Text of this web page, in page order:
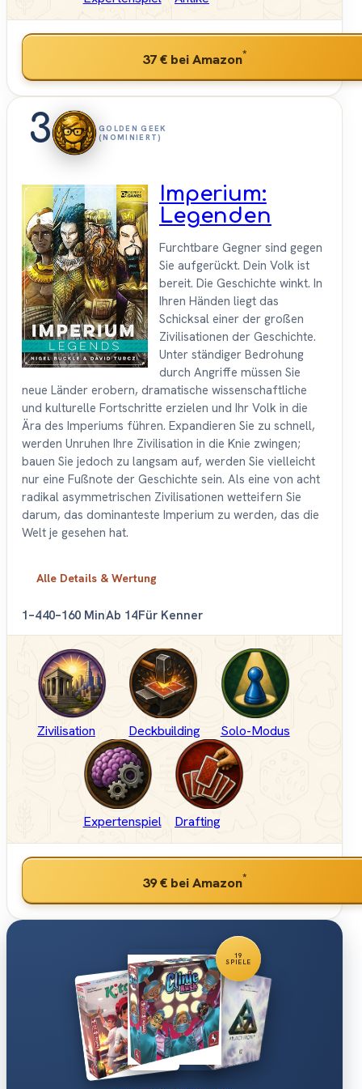
37 € bei Amazon*
3
GOLDEN GEEK
(NOMINIERT)
Imperium:
Legenden
Furchtbare Gegner sind gegen
Sie aufgerückt. Dein Volk ist
bereit. Die Geschichte winkt. In
Ihren Händen liegt das
Schicksal einer der großen
Zivilisationen der Geschichte.
Unter ständiger Bedrohung
durch Angriffe müssen Sie
neue Länder erobern, dramatische wissenschaftliche
und kulturelle Fortschritte erzielen und Ihr Volk in die
Ära des Imperiums führen. Expandieren Sie zu schnell,
werden Unruhen Ihre Zivilisation in die Knie zwingen;
bauen Sie jedoch zu langsam auf, werden Sie vielleicht
nur eine Fußnote der Geschichte sein. Als eine von acht
radikal asymmetrischen Zivilisationen wetteifern Sie
darum, das dominanteste Imperium zu werden, das die
Welt je gesehen hat.
Alle Details & Wertung
1–440–160 MinAb 14Für Kenner
Zivilisation Deckbuilding Solo-Modus
Expertenspiel Drafting
39 € bei Amazon*
19
SPIELE